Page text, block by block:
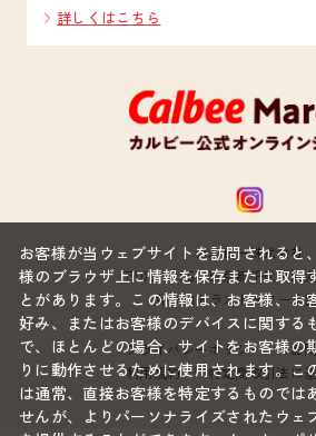
詳しくはこちら
カルビー株式会社
〒100-0005 東京都千代田区
丸の内トラストタワー本
プライバシーポリシー
お
利用規約
特定商取引法に
お客様が当ウェブサイトを訪問されると
様のブラウザ上に情報を保存または取得
とがあります。この情報は、お客様、お
好み、またはお客様のデバイスに関する
で、ほとんどの場合、サイトをお客様の
りに動作させるために使用されます。こ
は通常、直接お客様を特定するものでは
せんが、よりパーソナライズされたウェ